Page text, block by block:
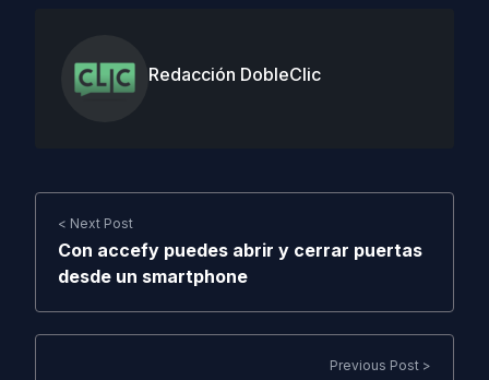
Redacción DobleClic
< Next Post
Con accefy puedes abrir y cerrar puertas
desde un smartphone
Previous Post >